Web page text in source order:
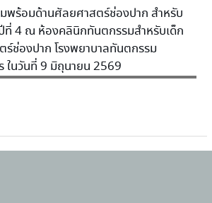
มพร้อมด้านศัลยศาสตร์ช่องปาก สำหรับ
4 ณ ห้องคลินิกทันตกรรมสำหรับเด็ก
ช่องปาก โรงพยาบาลทันตกรรม
ในวันที่ 9 มิถุนายน 2569